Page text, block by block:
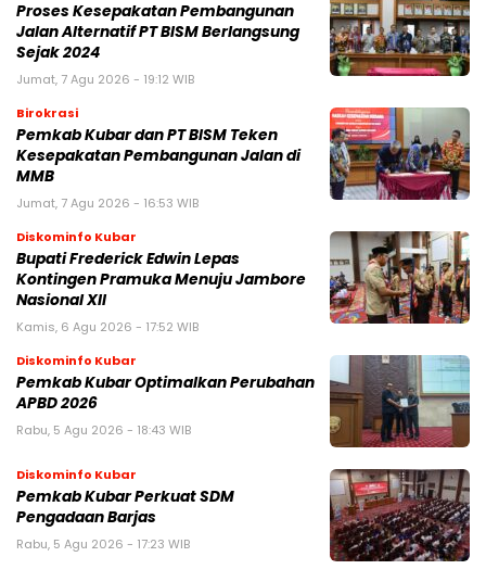
Proses Kesepakatan Pembangunan
Jalan Alternatif PT BISM Berlangsung
Sejak 2024
Jumat, 7 Agu 2026 - 19:12 WIB
Birokrasi
Pemkab Kubar dan PT BISM Teken
Kesepakatan Pembangunan Jalan di
MMB
Jumat, 7 Agu 2026 - 16:53 WIB
Diskominfo Kubar
Bupati Frederick Edwin Lepas
Kontingen Pramuka Menuju Jambore
Nasional XII
Kamis, 6 Agu 2026 - 17:52 WIB
Diskominfo Kubar
Pemkab Kubar Optimalkan Perubahan
APBD 2026
Rabu, 5 Agu 2026 - 18:43 WIB
Diskominfo Kubar
Pemkab Kubar Perkuat SDM
Pengadaan Barjas
Rabu, 5 Agu 2026 - 17:23 WIB